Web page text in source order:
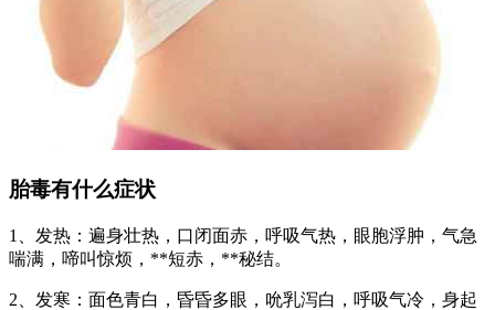
胎毒有什么症状
1、发热：遍身壮热，口闭面赤，呼吸气热，眼胞浮肿，气急
喘满，啼叫惊烦，**短赤，**秘结。
2、发寒：面色青白，昏昏多眼，吮乳泻白，呼吸气冷，身起